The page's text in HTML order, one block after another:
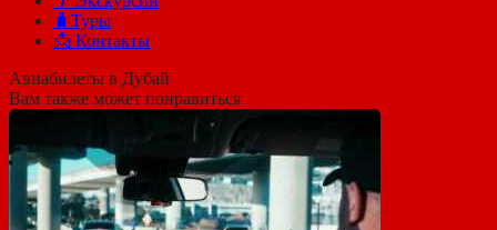
🧳Туры
📩 Контакты
Авиабилеты в Дубай
Вам также может понравиться